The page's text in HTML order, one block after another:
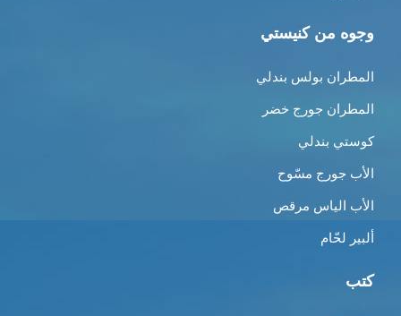
وجوه من كنيستي
المطران بولس بندلي
المطران جورج خضر
كوستي بندلي
الأب جورج مسّوح
الأب الياس مرقص
ألبير لحّام
كتب